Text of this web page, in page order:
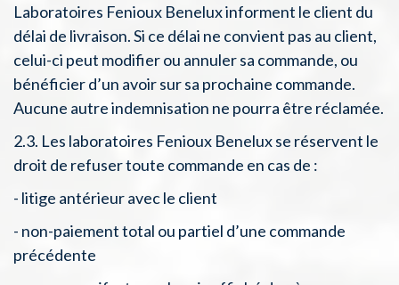
Laboratoires Fenioux Benelux informent le client du
délai de livraison. Si ce délai ne convient pas au client,
celui-ci peut modifier ou annuler sa commande, ou
bénéficier d’un avoir sur sa prochaine commande.
Aucune autre indemnisation ne pourra être réclamée.
2.3. Les laboratoires Fenioux Benelux se réservent le
droit de refuser toute commande en cas de :
- litige antérieur avec le client
- non-paiement total ou partiel d’une commande
précédente